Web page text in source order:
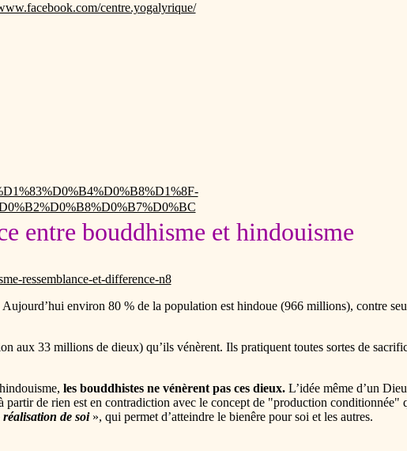
centre.yogalyrique/
entre bouddhisme et hindouisme
ressemblance-et-difference-n8
environ 80 % de la population est hindoue (966 millions), contre
aux 33 millions de dieux) qu’ils vénèrent. Ils pratiquent toutes sortes de
les bouddhistes ne vénèrent pas ces dieux.L’idée même d’un
de rien est en contradiction avec le concept de "production conditionnée"
réalisation de soi », qui permet d’atteindre le bienêre pour soi et les autres.